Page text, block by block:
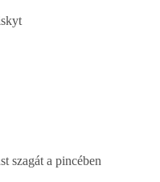
szagát a pincében